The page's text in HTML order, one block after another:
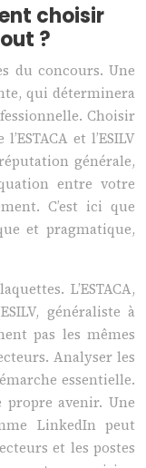
choisir
?
du concours. Une
qui déterminera
Choisir
et l’ESILV
générale,
entre votre
C’est ici que
et pragmatique,
L’ESTACA,
généraliste à
pas les mêmes
Analyser les
essentielle.
propre avenir. Une
LinkedIn peut
et les postes